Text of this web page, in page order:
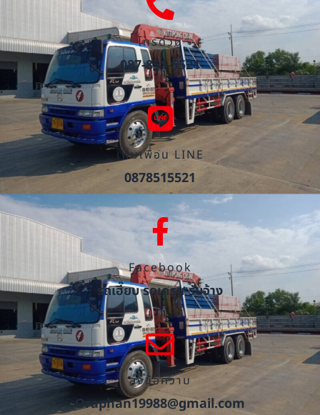
โทรด่วน
087-851-5521
เพิ่มเพื่อน LINE
0878515521
Facebook
รถเฮี๊ยบ รถเครน รับจ้าง
ส่งข้อความ
Oraphan19988@gmail.com